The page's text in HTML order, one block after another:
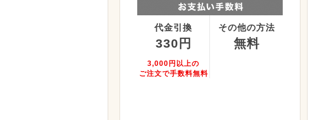
代金引換
330円
3,000円以上の
ご注文で手数料無料
その他の方法
無料